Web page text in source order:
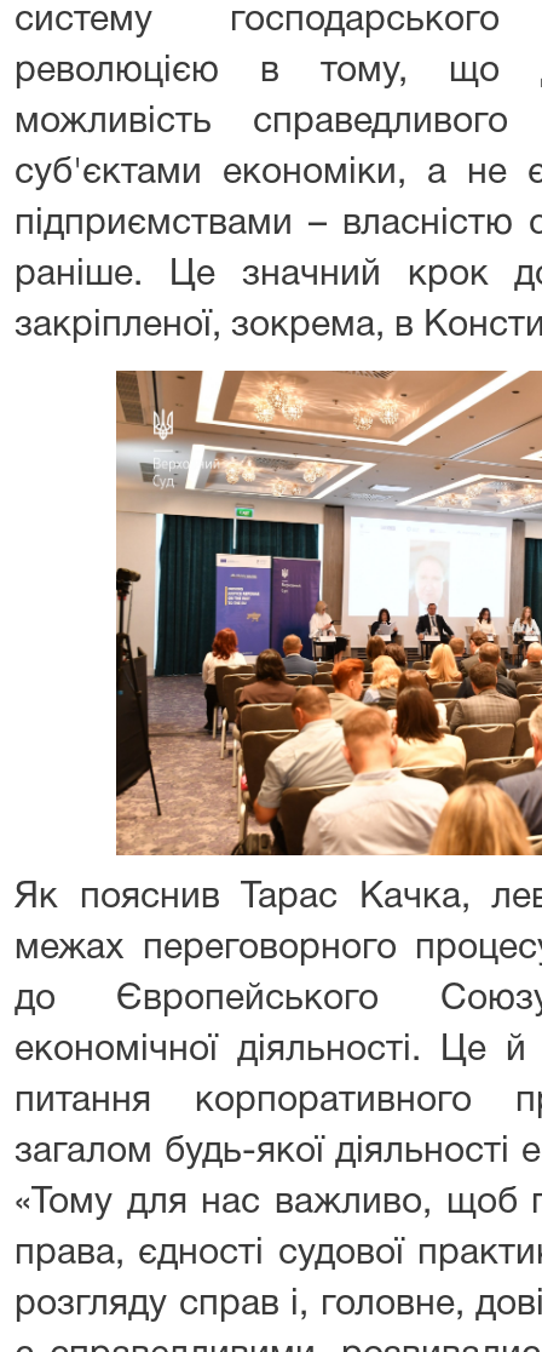
систему
революцією в тому, що
можливість
суб'єктами економіки, а не
підприємствами – власністю
раніше. Це значний крок
закріпленої, зокрема, в
Як пояснив Тарас Качка,
межах переговорного
до Європейського
економічної діяльності. Це
питання корпоративного
загалом будь-якої діяльності
«Тому для нас важливо, щоб
права, єдності судової
розгляду справ і, головне,